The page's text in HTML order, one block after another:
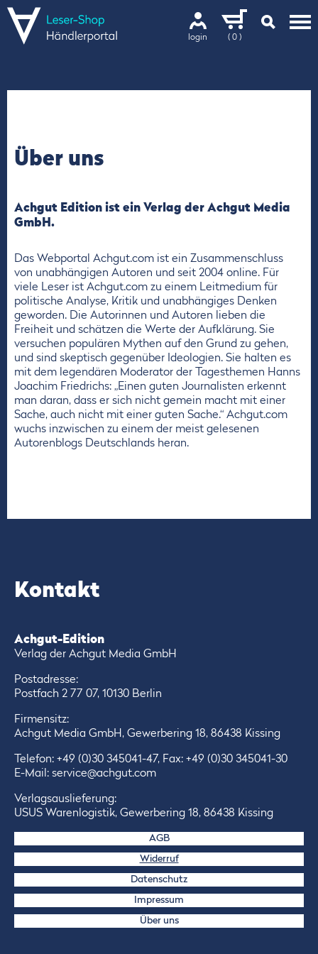
login ( 0 )
Über uns
Achgut Edition ist ein Verlag der Achgut Media
GmbH.
Das Webportal Achgut.com ist ein Zusammenschluss
von unabhängigen Autoren und seit 2004 online. Für
viele Leser ist Achgut.com zu einem Leitmedium für
politische Analyse, Kritik und unabhängiges Denken
geworden. Die Autorinnen und Autoren lieben die
Freiheit und schätzen die Werte der Aufklärung. Sie
versuchen populären Mythen auf den Grund zu gehen,
und sind skeptisch gegenüber Ideologien. Sie halten es
mit dem legendären Moderator der Tagesthemen Hanns
Joachim Friedrichs: „Einen guten Journalisten erkennt
man daran, dass er sich nicht gemein macht mit einer
Sache, auch nicht mit einer guten Sache.“ Achgut.com
wuchs inzwischen zu einem der meist gelesenen
Autorenblogs Deutschlands heran.
Kontakt
Achgut-Edition
Verlag der Achgut Media GmbH
Postadresse:
Postfach 2 77 07, 10130 Berlin
Firmensitz:
Achgut Media GmbH, Gewerbering 18, 86438 Kissing
Telefon: +49 (0)30 345041-47, Fax: +49 (0)30 345041-30
E-Mail: service@achgut.com
Verlagsauslieferung:
USUS Warenlogistik, Gewerbering 18, 86438 Kissing
AGB
Widerruf
Datenschutz
Impressum
Über uns